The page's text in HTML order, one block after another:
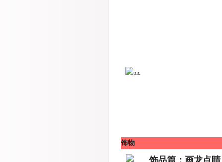
饰物
饰品篇：画龙点